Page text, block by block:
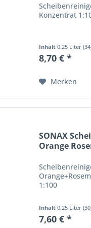
Konzentrat
Inhalt0.25 Liter
8,70 € *
Merken
SONAX
Orange
1:100
Inhalt0.25 Liter
7,60 € *